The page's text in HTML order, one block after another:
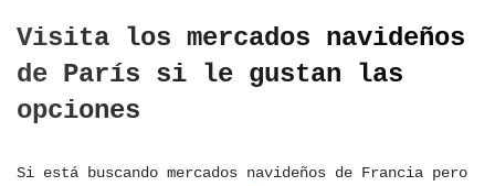
Visita los mercados navideños
de París si le gustan las
opciones
Si está buscando mercados navideños de Francia pero